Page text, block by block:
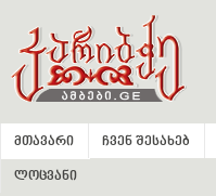
მთავარი ჩვენ შესახებ
ლოცვანი